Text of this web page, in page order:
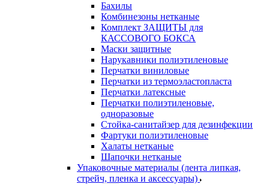
Бахилы
Комбинезоны нетканые
Комплект ЗАЩИТЫ для
КАССОВОГО БОКСА
Маски защитные
Нарукавники полиэтиленовые
Перчатки виниловые
Перчатки из термоэластопласта
Перчатки латексные
Перчатки полиэтиленовые,
одноразовые
Стойка-санитайзер для дезинфекции
Фартуки полиэтиленовые
Халаты нетканые
Шапочки нетканые
Упаковочные материалы (лента липкая,
стрейч, пленка и аксессуары)